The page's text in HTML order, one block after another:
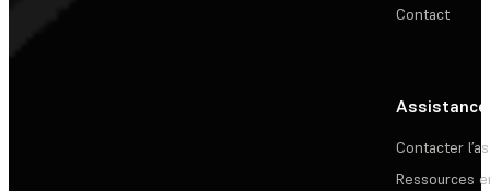
Contact
Assistance
Contacter
Ressources